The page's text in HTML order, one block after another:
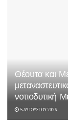
Θέουτα και
νοτιοδυτική
5 ΑΥΓΟΎΣΤΟΥ 2026